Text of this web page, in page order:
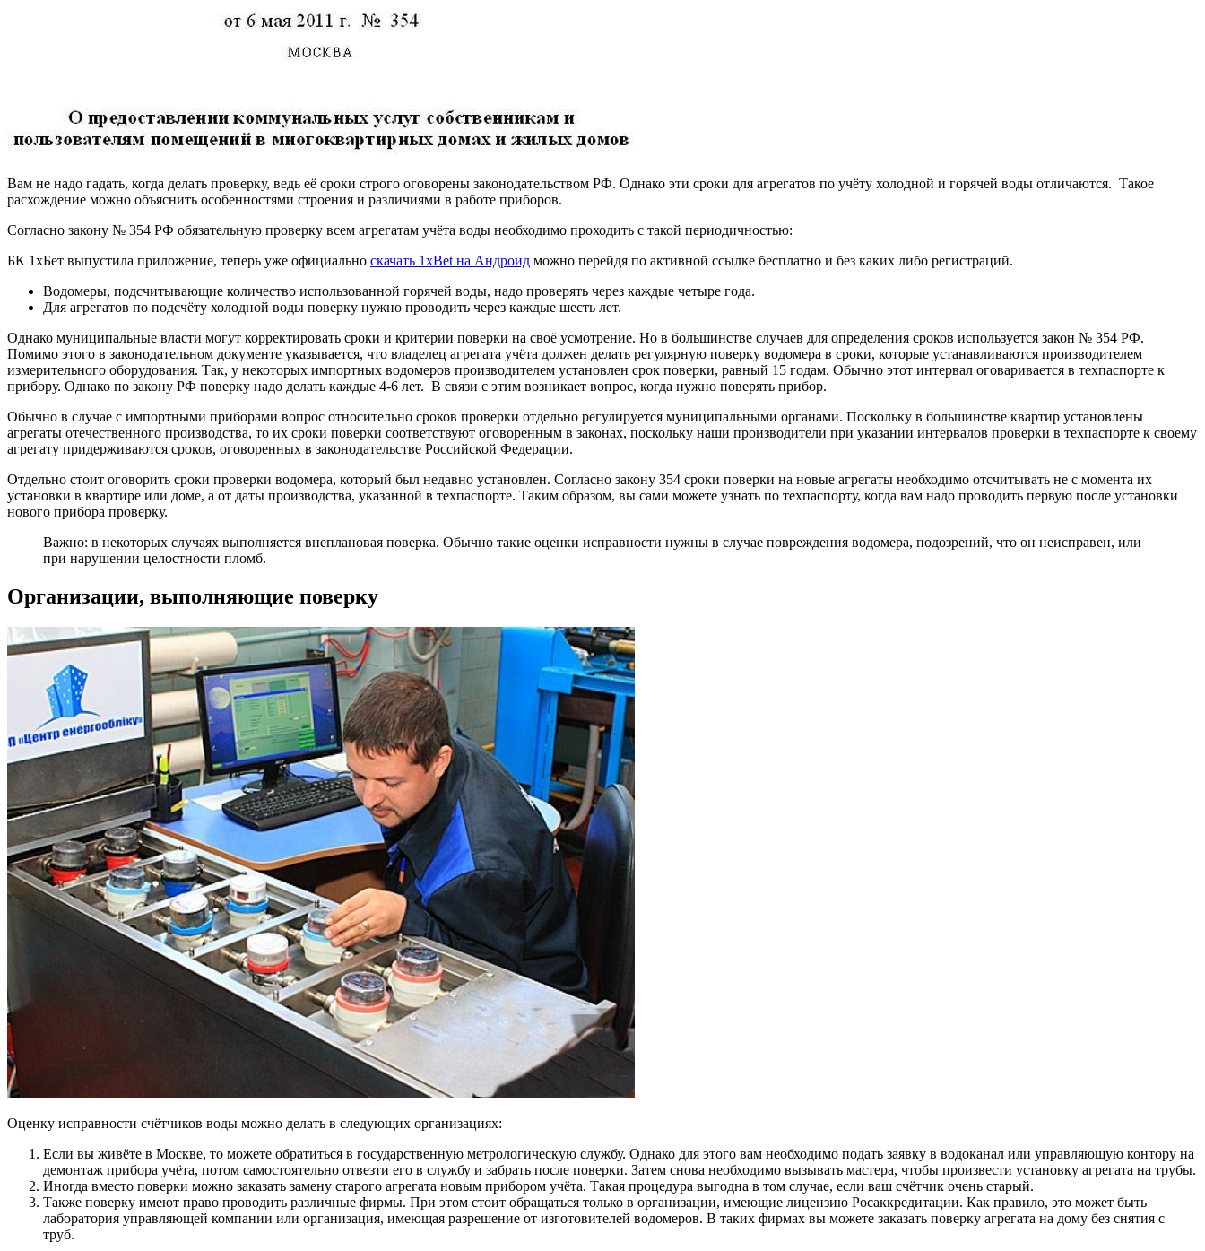
Вам не надо гадать, когда делать проверку, ведь её сроки строго оговорены законодательством РФ. Однако эти сроки для агрегатов по учёту холодной и горячей воды отличаются. Такое
расхождение можно объяснить особенностями строения и различиями в работе приборов.
Согласно закону № 354 РФ обязательную проверку всем агрегатам учёта воды необходимо проходить с такой периодичностью:
БК 1хБет выпустила приложение, теперь уже официально скачать 1xBet на Андроид можно перейдя по активной ссылке бесплатно и без каких либо регистраций.
Водомеры, подсчитывающие количество использованной горячей воды, надо проверять через каждые четыре года.
Для агрегатов по подсчёту холодной воды поверку нужно проводить через каждые шесть лет.
Однако муниципальные власти могут корректировать сроки и критерии поверки на своё усмотрение. Но в большинстве случаев для определения сроков используется закон № 354 РФ.
Помимо этого в законодательном документе указывается, что владелец агрегата учёта должен делать регулярную поверку водомера в сроки, которые устанавливаются производителем
измерительного оборудования. Так, у некоторых импортных водомеров производителем установлен срок поверки, равный 15 годам. Обычно этот интервал оговаривается в техпаспорте к
прибору. Однако по закону РФ поверку надо делать каждые 4-6 лет. В связи с этим возникает вопрос, когда нужно поверять прибор.
Обычно в случае с импортными приборами вопрос относительно сроков проверки отдельно регулируется муниципальными органами. Поскольку в большинстве квартир установлены
агрегаты отечественного производства, то их сроки поверки соответствуют оговоренным в законах, поскольку наши производители при указании интервалов проверки в техпаспорте к своему
агрегату придерживаются сроков, оговоренных в законодательстве Российской Федерации.
Отдельно стоит оговорить сроки проверки водомера, который был недавно установлен. Согласно закону 354 сроки поверки на новые агрегаты необходимо отсчитывать не с момента их
установки в квартире или доме, а от даты производства, указанной в техпаспорте. Таким образом, вы сами можете узнать по техпаспорту, когда вам надо проводить первую после установки
нового прибора проверку.
Важно: в некоторых случаях выполняется внеплановая поверка. Обычно такие оценки исправности нужны в случае повреждения водомера, подозрений, что он неисправен, или
при нарушении целостности пломб.
Организации, выполняющие поверку
Оценку исправности счётчиков воды можно делать в следующих организациях:
Если вы живёте в Москве, то можете обратиться в государственную метрологическую службу. Однако для этого вам необходимо подать заявку в водоканал или управляющую контору на
демонтаж прибора учёта, потом самостоятельно отвезти его в службу и забрать после поверки. Затем снова необходимо вызывать мастера, чтобы произвести установку агрегата на трубы.
Иногда вместо поверки можно заказать замену старого агрегата новым прибором учёта. Такая процедура выгодна в том случае, если ваш счётчик очень старый.
Также поверку имеют право проводить различные фирмы. При этом стоит обращаться только в организации, имеющие лицензию Росаккредитации. Как правило, это может быть
лаборатория управляющей компании или организация, имеющая разрешение от изготовителей водомеров. В таких фирмах вы можете заказать поверку агрегата на дому без снятия с
труб.